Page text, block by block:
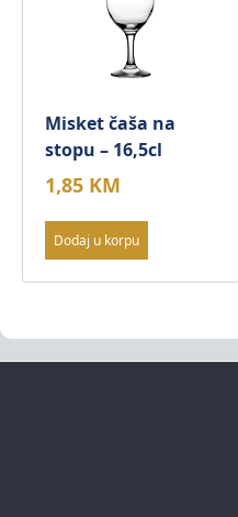
Misket čaša na
stopu – 16,5cl
1,85 KM
Dodaj u korpu